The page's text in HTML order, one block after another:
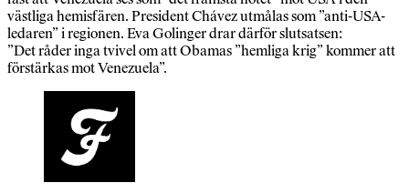
västliga hemisfären. President Chávez utmålas som ”anti-USA-
ledaren” i regionen. Eva Golinger drar därför slutsatsen:
”Det råder inga tvivel om att Obamas ”hemliga krig” kommer att
förstärkas mot Venezuela”.